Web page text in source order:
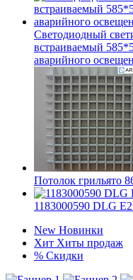
Светодиодный
встраиваемый
аварийного
Потолок грильято
1183000590 DLG
New Новинки
Хит Хиты продаж
% Скидки